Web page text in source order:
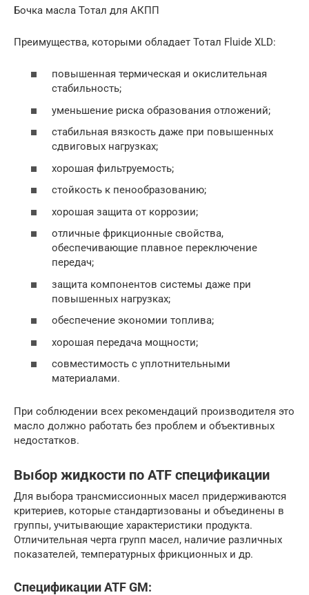
Бочка масла Тотал для АКПП
Преимущества, которыми обладает Тотал Fluide XLD:
повышенная термическая и окислительная
стабильность;
уменьшение риска образования отложений;
стабильная вязкость даже при повышенных
сдвиговых нагрузках;
хорошая фильтруемость;
стойкость к пенообразованию;
хорошая защита от коррозии;
отличные фрикционные свойства,
обеспечивающие плавное переключение
передач;
защита компонентов системы даже при
повышенных нагрузках;
обеспечение экономии топлива;
хорошая передача мощности;
совместимость с уплотнительными
материалами.
При соблюдении всех рекомендаций производителя это
масло должно работать без проблем и объективных
недостатков.
Выбор жидкости по ATF спецификации
Для выбора трансмиссионных масел придерживаются
критериев, которые стандартизованы и объединены в
группы, учитывающие характеристики продукта.
Отличительная черта групп масел, наличие различных
показателей, температурных фрикционных и др.
Спецификации ATF GM: